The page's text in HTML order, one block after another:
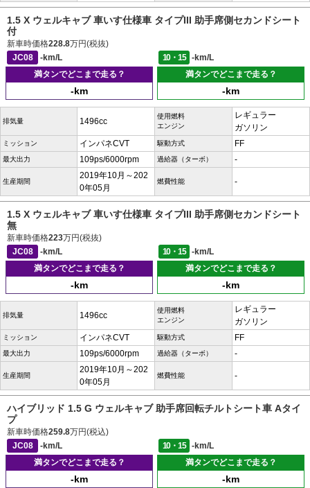
1.5 X ウェルキャブ 車いす仕様車 タイプIII 助手席側セカンドシート
付
新車時価格228.8万円(税抜)
JC08
-km/L 10・15
-km/L
満タンでどこまで走る？
-km
満タンでどこまで走る？
-km
排気量 1496cc
使用燃料
エンジン
レギュラー
ガソリン
ミッション インパネCVT 駆動方式 FF
最大出力 109ps/6000rpm 過給器（ターボ） -
生産期間
2019年10月～202
0年05月
燃費性能 -
1.5 X ウェルキャブ 車いす仕様車 タイプIII 助手席側セカンドシート
無
新車時価格223万円(税抜)
JC08
-km/L 10・15
-km/L
満タンでどこまで走る？
-km
満タンでどこまで走る？
-km
排気量 1496cc
使用燃料
エンジン
レギュラー
ガソリン
ミッション インパネCVT 駆動方式 FF
最大出力 109ps/6000rpm 過給器（ターボ） -
生産期間
2019年10月～202
0年05月
燃費性能 -
ハイブリッド 1.5 G ウェルキャブ 助手席回転チルトシート車 Aタイ
プ
新車時価格259.8万円(税込)
JC08
-km/L 10・15
-km/L
満タンでどこまで走る？
-km
満タンでどこまで走る？
-km